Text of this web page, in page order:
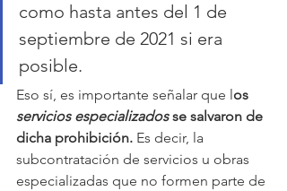
como hasta antes del 1 de
septiembre de 2021 si era
posible.
Eso sí, es importante señalar que l os
servicios especializados se salvaron de
dicha prohibición. Es decir, la
subcontratación de servicios u obras
especializadas que no formen parte de